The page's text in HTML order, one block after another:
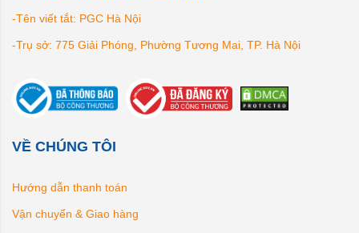
-Tên viết tắt: PGC Hà Nội
-Trụ sở: 775 Giải Phóng, Phường Tương Mai, TP. Hà Nội
VỀ CHÚNG TÔI
Hướng dẫn thanh toán
Vận chuyển & Giao hàng